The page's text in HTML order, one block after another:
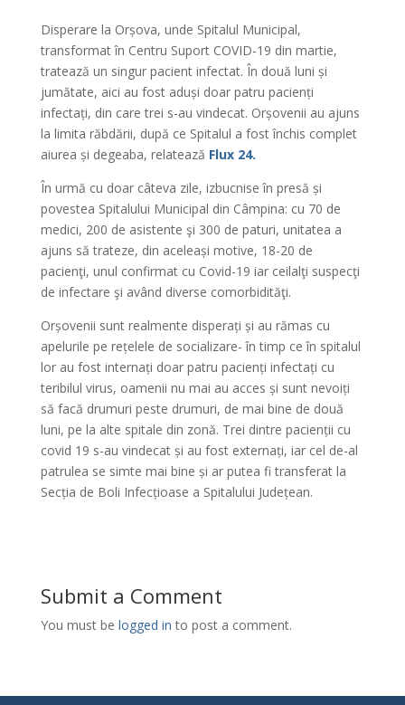
Disperare la Orșova, unde Spitalul Municipal,
transformat în Centru Suport COVID-19 din martie,
tratează un singur pacient infectat. În două luni și
jumătate, aici au fost aduși doar patru pacienți
infectați, din care trei s-au vindecat. Orșovenii au ajuns
la limita răbdării, după ce Spitalul a fost închis complet
aiurea și degeaba, relatează Flux 24.
În urmă cu doar câteva zile, izbucnise în presă și
povestea Spitalului Municipal din Câmpina: cu 70 de
medici, 200 de asistente şi 300 de paturi, unitatea a
ajuns să trateze, din aceleași motive, 18-20 de
pacienţi, unul confirmat cu Covid-19 iar ceilalţi suspecţi
de infectare şi având diverse comorbidităţi.
Orșovenii sunt realmente disperați și au rămas cu
apelurile pe rețelele de socializare- în timp ce în spitalul
lor au fost internați doar patru pacienți infectați cu
teribilul virus, oamenii nu mai au acces și sunt nevoiți
să facă drumuri peste drumuri, de mai bine de două
luni, pe la alte spitale din zonă. Trei dintre pacienții cu
covid 19 s-au vindecat și au fost externați, iar cel de-al
patrulea se simte mai bine și ar putea fi transferat la
Secția de Boli Infecțioase a Spitalului Județean.
Submit a Comment
You must be logged in to post a comment.